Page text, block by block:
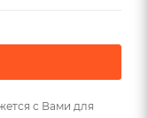
с Вами для